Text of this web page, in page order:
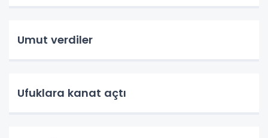
Umut verdiler
Ufuklara kanat açtı